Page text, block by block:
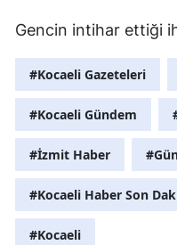
Gencin intihar ettiği
#Kocaeli Gazeteleri
#Kocaeli Gündem
#İzmit Haber
#Kocaeli Haber Son
#Kocaeli